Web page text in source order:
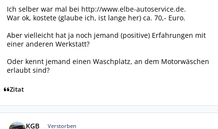
Ich selber war mal bei http://www.elbe-autoservice.de.
War ok, kostete (glaube ich, ist lange her) ca. 70,- Euro.
Aber vielleicht hat ja noch jemand (positive) Erfahrungen mit
einer anderen Werkstatt?
Oder kennt jemand einen Waschplatz, an dem Motorwäschen
erlaubt sind?
Zitat
KGB Verstorben